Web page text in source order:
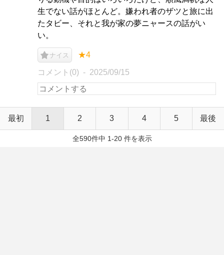
生でない話がほとんど。嫌われ者のザツと旅に出
たタビー、それと我が家の夢ニャースの話がい
い。
ナイス ★4
コメント(0) 2025/09/15
最初 1 2 3 4 5 最後
全590件中 1-20 件を表示